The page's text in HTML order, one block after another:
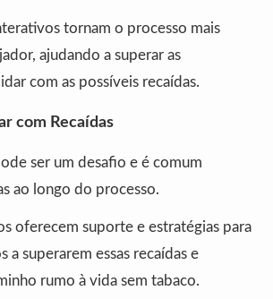
tornam o processo mais
ajudando a superar as
com as possíveis recaídas.
com Recaídas
ser um desafio e é comum
ao longo do processo.
oferecem suporte e estratégias para
a superarem essas recaídas e
rumo à vida sem tabaco.